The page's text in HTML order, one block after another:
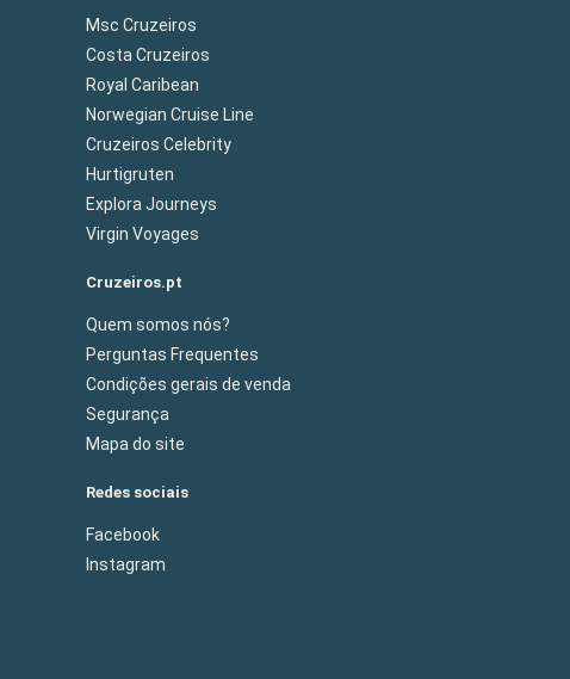
Msc Cruzeiros
Costa Cruzeiros
Royal Caribean
Norwegian Cruise Line
Cruzeiros Celebrity
Hurtigruten
Explora Journeys
Virgin Voyages
Cruzeiros.pt
Quem somos nós?
Perguntas Frequentes
Condições gerais de venda
Segurança
Mapa do site
Redes sociais
Facebook
Instagram